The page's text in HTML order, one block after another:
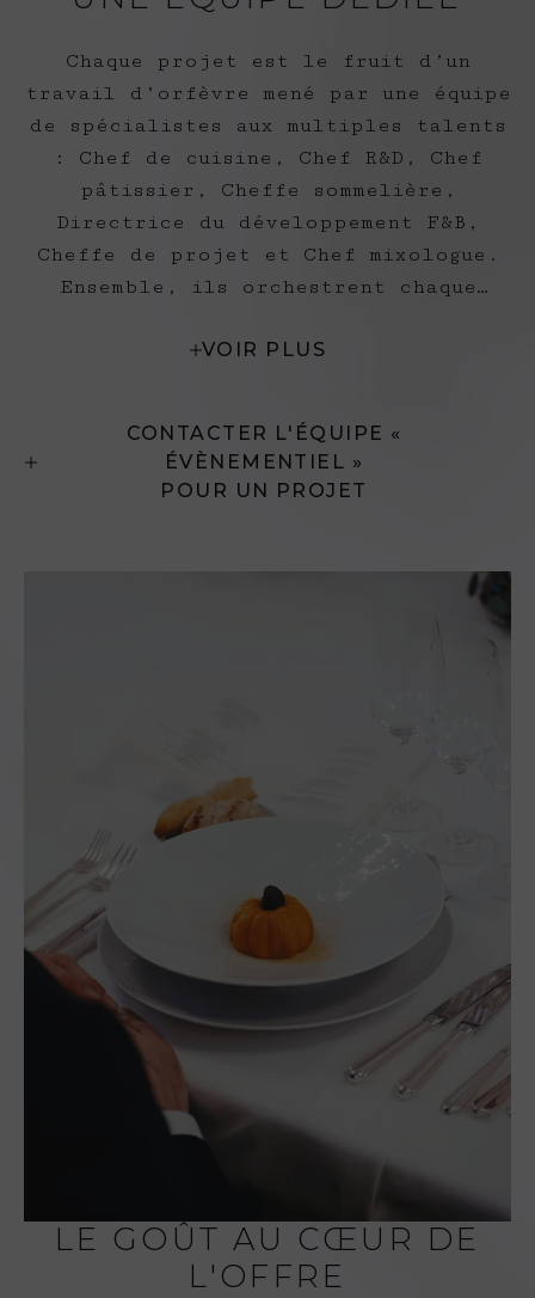
Chaque projet est le fruit d’un
travail d’orfèvre mené par une équipe
de spécialistes aux multiples talents
: Chef de cuisine, Chef R&D, Chef
pâtissier, Cheffe sommelière,
Directrice du développement F&B,
Cheffe de projet et Chef mixologue.
Ensemble, ils orchestrent chaque
garantissant fluidité et perfection.
culinaires et tables spectaculaires
créent des moments mémorables,
sublimés par un service raffiné et
VOIR PLUS
CONTACTER L'ÉQUIPE «
ÉVÈNEMENTIEL »
POUR UN PROJET
LE GOÛT AU CŒUR DE
L'OFFRE